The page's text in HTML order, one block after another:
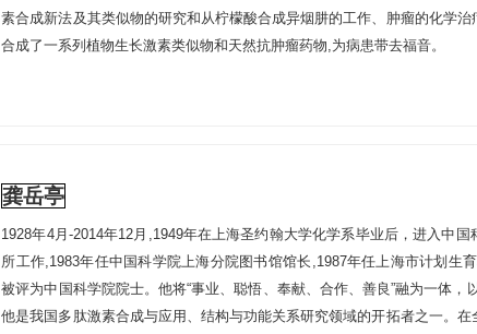
素合成新法及其类似物的研究和从柠檬酸合成异烟肼的工作、肿瘤的化学治
合成了一系列植物生长激素类似物和天然抗肿瘤药物,为病患带去福音。
龚岳亭
1928年4月-2014年12月,1949年在上海圣约翰大学化学系毕业后，进入中国
所工作,1983年任中国科学院上海分院图书馆馆长,1987年任上海市计划生
被评为中国科学院院士。他将“事业、聪悟、奉献、合作、善良”融为一体，
他是我国多肽激素合成与应用、结构与功能关系研究领域的开拓者之一。在